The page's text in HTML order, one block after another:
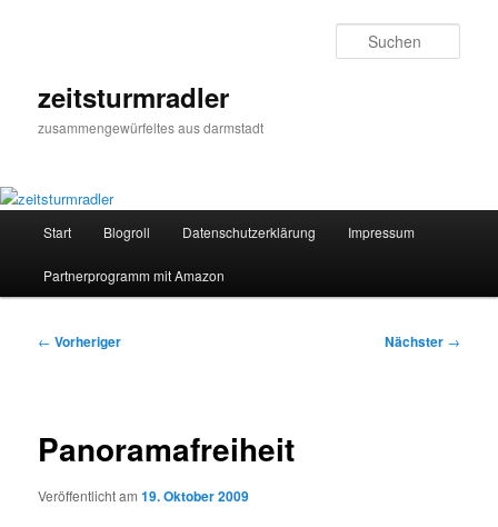
zeitsturmradler
zusammengewürfeltes aus darmstadt
Start Blogroll Datenschutzerklärung Impressum
Partnerprogramm mit Amazon
Beitragsnavigation
← Vorheriger Nächster →
Panoramafreiheit
Veröffentlicht am19. Oktober 2009